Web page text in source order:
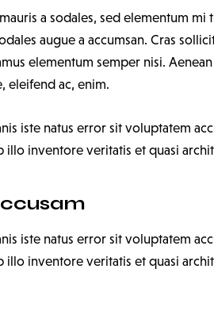
a sodales, sed elementum
augue a accumsan. Cras
elementum semper nisi.
eleifend ac, enim.
iste natus error sit voluptatem
illo inventore veritatis et quasi
iste natus error sit voluptatem
illo inventore veritatis et quasi